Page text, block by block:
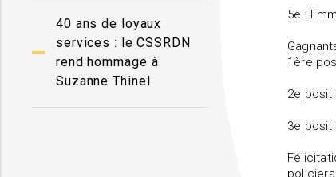
40 ans de loyaux
services : le CSSRDN
rend hommage à
Suzanne Thinel
5e :
1ère
2e
3e